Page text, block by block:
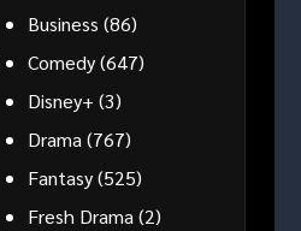
Business (86)
Comedy(647)
Disney+ (3)
Drama(767)
Fantasy(525)
Fresh Drama(2)